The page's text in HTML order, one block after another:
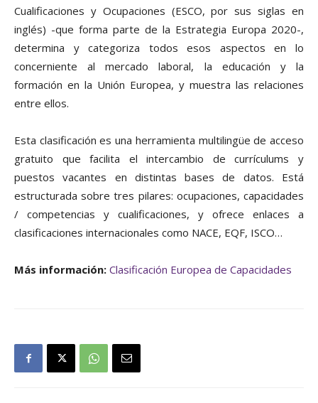
Cualificaciones y Ocupaciones (ESCO, por sus siglas en
inglés) -que forma parte de la Estrategia Europa 2020-,
determina y categoriza todos esos aspectos en lo
concerniente al mercado laboral, la educación y la
formación en la Unión Europea, y muestra las relaciones
entre ellos.
Esta clasificación es una herramienta multilingüe de acceso
gratuito que facilita el intercambio de currículums y
puestos vacantes en distintas bases de datos. Está
estructurada sobre tres pilares: ocupaciones, capacidades
/ competencias y cualificaciones, y ofrece enlaces a
clasificaciones internacionales como NACE, EQF, ISCO…
Más información: Clasificación Europea de Capacidades